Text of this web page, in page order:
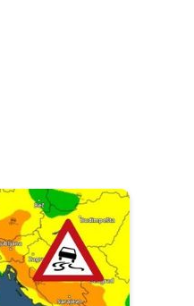
Obavijest za vaše